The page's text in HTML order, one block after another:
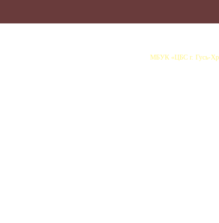
МБУК «ЦБС г. Гусь-